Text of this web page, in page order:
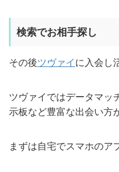
検索でお相手探し
その後ツヴァイ に入会し
ツヴァイではデータマッ
示板など豊富な出会い方
まずは自宅でスマホのア